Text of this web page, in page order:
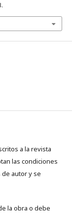
a la revista
las condiciones
autor y se
la obra o debe